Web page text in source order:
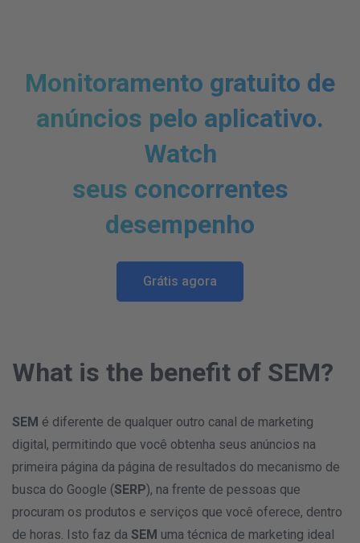
Monitoramento gratuito de
anúncios pelo aplicativo.
Watch
seus concorrentes
desempenho
Grátis agora
What is the benefit of SEM?
SEM é diferente de qualquer outro canal de marketing
digital, permitindo que você obtenha seus anúncios na
primeira página da página de resultados do mecanismo de
busca do Google (SERP), na frente de pessoas que
procuram os produtos e serviços que você oferece, dentro
de horas. Isto faz da SEM uma técnica de marketing ideal